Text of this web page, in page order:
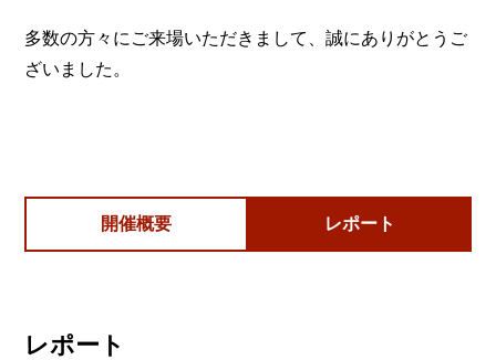
多数の方々にご来場いただきまして、誠にありがとうご
ざいました。
開催概要 レポート
レポート